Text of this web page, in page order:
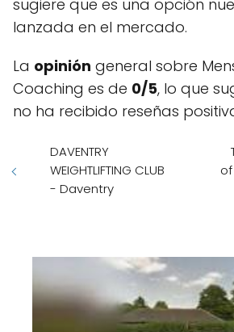
sugiere que es una opción
lanzada en el mercado.
La opinión general sobre
Coaching es de 0/5, lo que
no ha recibido reseñas
DAVENTRY
WEIGHTLIFTING CLUB
- Daventry